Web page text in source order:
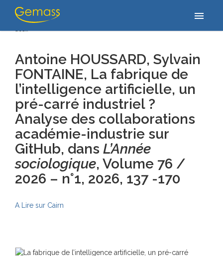
menu
Accueil/Publications
fabrique de l’intelligence artificielle, un pré-carré industriel ? Analyse
des…
Antoine HOUSSARD, Sylvain
FONTAINE, La fabrique de
l’intelligence artificielle, un
pré-carré industriel ?
Analyse des collaborations
académie-industrie sur
GitHub, dans L’Année
sociologique, Volume 76 /
2026 – n°1, 2026, 137 -170
A Lire sur Cairn